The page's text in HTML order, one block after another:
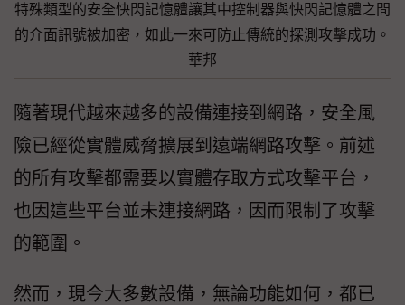
特殊類型的安全快閃記憶體讓其中控制器與快閃記憶體之間
的介面訊號被加密，如此一來可防止傳統的探測攻擊成功。
華邦
隨著現代越來越多的設備連接到網路，安全風
險已經從實體威脅擴展到遠端網路攻擊。前述
的所有攻擊都需要以實體存取方式攻擊平台，
也因這些平台並未連接網路，因而限制了攻擊
的範圍。
然而，現今大多數設備，無論功能如何，都已